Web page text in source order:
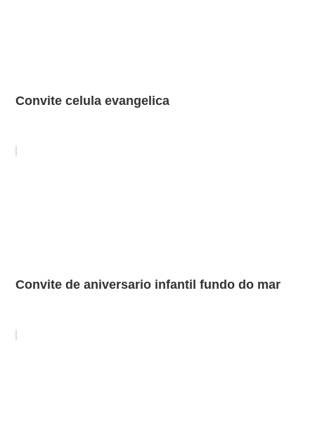
Convite celula evangelica
Convite de aniversario infantil fundo do mar